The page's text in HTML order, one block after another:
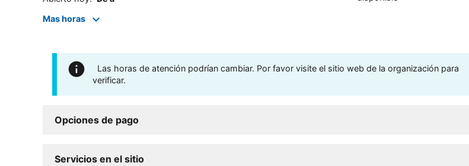
Mas horas
Las horas de atención podrían cambiar. Por favor visite el sitio web de la organización para
verificar.
Opciones de pago
Servicios en el sitio